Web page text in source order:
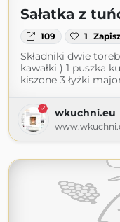
Sałatka z
109 1
Składniki dwie
kawałki ) 1 puszka
kiszone 3 łyżki
wkuchni.eu